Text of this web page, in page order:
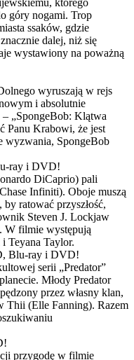
którego
góry nogami. Trop
ssaków, gdzie
dalej, niż się
wystawiony na poważną
wyruszają w rejs
i absolutnie
„SpongeBob: Klątwa
Panu Krabowi, że jest
wyzwania, SpongeBob
ray i DVD!
DiCaprio) pali
Infiniti). Oboje muszą
by ratować przyszłość,
Steven J. Lockjaw
W filmie występują
Teyana Taylor.
Blu-ray i DVD!
serii „Predator”
Młody Predator
przez własny klan,
Thii (Elle Fanning). Razem
przygodę w filmie